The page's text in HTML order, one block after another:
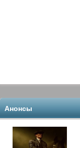
Анонсы